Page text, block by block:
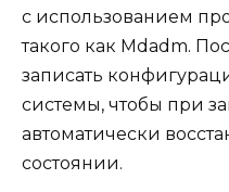
с использованием
такого как Mdadm.
записать
системы, чтобы при
автоматически
состоянии.